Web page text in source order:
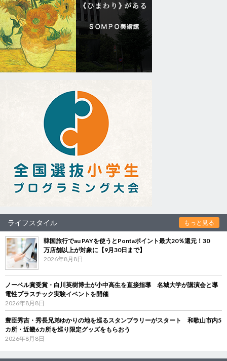
ライフスタイル もっと見る
韓国旅行でau PAYを使うとPontaポイント最大20％還元！30
万店舗以上が対象に【9月30日まで】
2026年8月8日
ノーベル賞受賞・白川英樹博士が小中高生を直接指導 名城大学が講演会と導
電性プラスチック実験イベントを開催
2026年8月8日
豊臣秀吉・秀長兄弟ゆかりの地を巡るスタンプラリーがスタート 和歌山市内5
カ所・近畿6カ所を巡り限定グッズをもらおう
2026年8月8日